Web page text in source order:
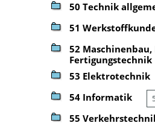
50 Technik
51
52
Fertigungstechnik
53 Elektrotechnik
54 Informatik
55